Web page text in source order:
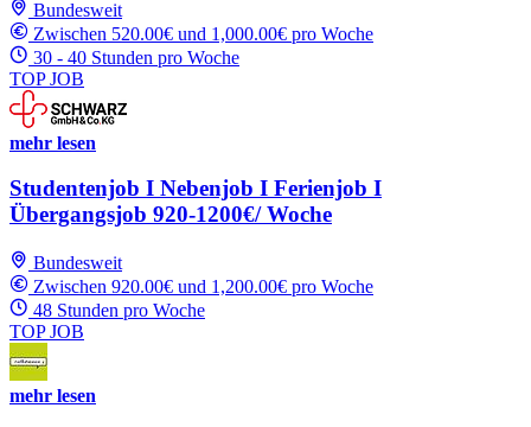
Bundesweit
Zwischen 520.00€ und 1,000.00€ pro Woche
30 - 40 Stunden pro Woche
TOP JOB
mehr lesen
Studentenjob I Nebenjob I Ferienjob I
Übergangsjob 920-1200€/ Woche
Bundesweit
Zwischen 920.00€ und 1,200.00€ pro Woche
48 Stunden pro Woche
TOP JOB
mehr lesen